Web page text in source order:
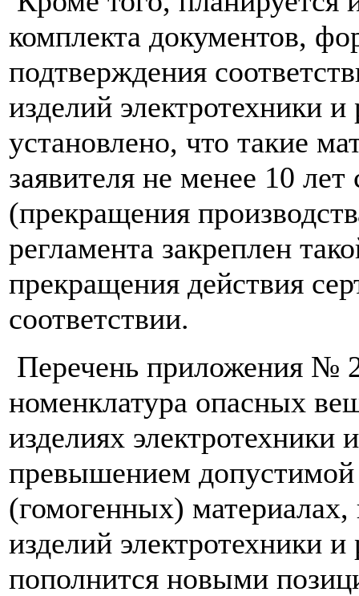
комплекта документов,
подтверждения
изделий электротехники
установлено, что такие
заявителя не менее 10
(прекращения
регламента закреплен
прекращения действия
соответствии.
Перечень приложения № 2
номенклатура опасных
изделиях электротехники
превышением
(гомогенных)
изделий электротехники
пополнится новыми